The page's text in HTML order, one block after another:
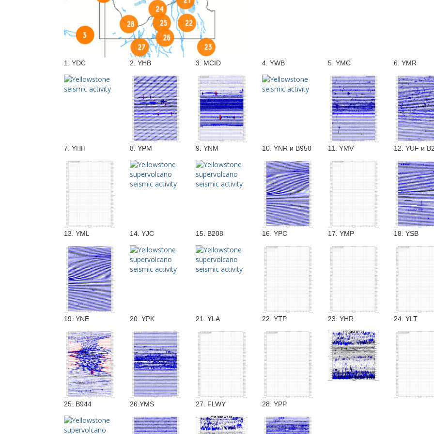
1. YDC 2. YHB 3. MCID 4. YWB 5. YMC 6. YMR
7. YHH 8. YPM 9. YNM 10. YNR и B950 11. YMV 12. YUF и
13. YML 14. YJC 15. B208 16. YPC 17. YMP 18. YSB
19. YNE 20. YPK 21. YLA 22. YTP 23. YHR 24. YLT
25. B944 26.YMS 27. FLWY 28. YPP